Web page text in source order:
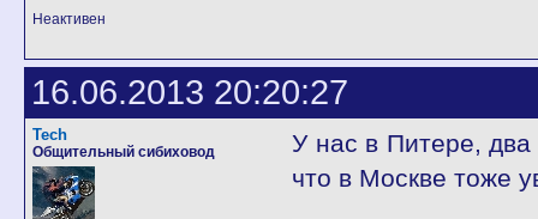
Неактивен
16.06.2013 20:20:27
Tech
Общительный сибиховод
У нас в Питере,
что в Москве тоже